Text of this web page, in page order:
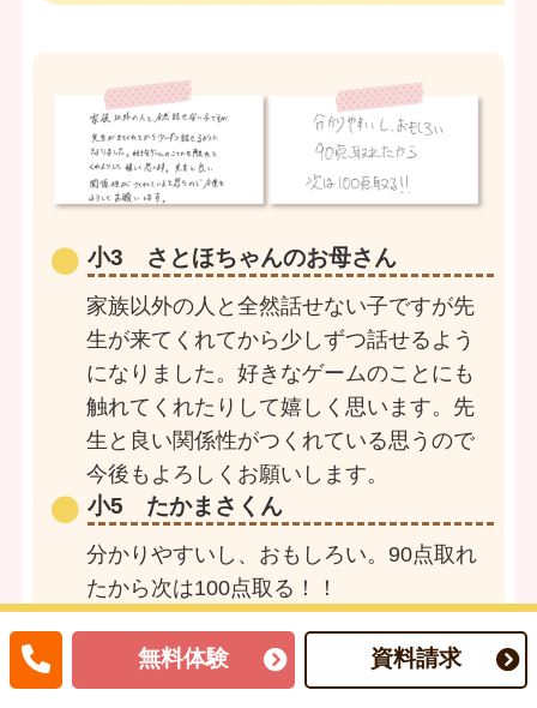
小3 さとほちゃんのお母さん
家族以外の人と全然話せない子ですが先
生が来てくれてから少しずつ話せるよう
になりました。好きなゲームのことにも
触れてくれたりして嬉しく思います。先
生と良い関係性がつくれている思うので
今後もよろしくお願いします。
小5 たかまさくん
分かりやすいし、おもしろい。90点取れ
たから次は100点取る！！
無料体験 資料請求